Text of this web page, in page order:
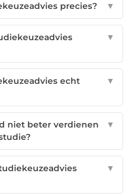
precies? ▼
▼
echt
▼
niet beter verdienen
▼
▼